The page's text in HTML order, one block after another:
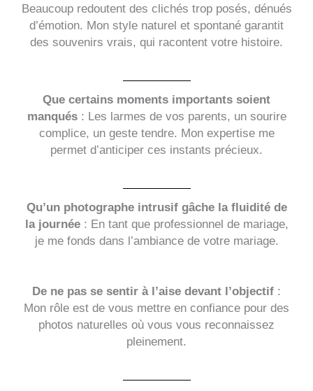
Beaucoup redoutent des clichés trop posés, dénués
d’émotion. Mon style naturel et spontané garantit
des souvenirs vrais, qui racontent votre histoire.
Que certains moments importants soient
manqués: Les larmes de vos parents, un sourire
complice, un geste tendre. Mon expertise me
permet d’anticiper ces instants précieux.
Qu’un photographe intrusif gâche la fluidité de
la journée: En tant que professionnel de mariage,
je me fonds dans l’ambiance de votre mariage.
De ne pas se sentir à l’aise devant l’objectif :
Mon rôle est de vous mettre en confiance pour des
photos naturelles où vous vous reconnaissez
pleinement.